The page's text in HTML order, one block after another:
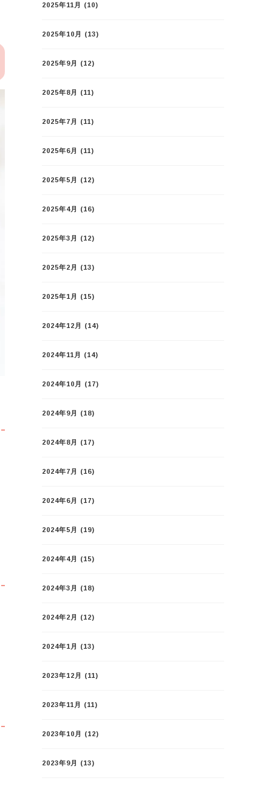
2025年11月 (10)
2025年10月 (13)
2025年9月 (12)
2025年8月 (11)
2025年7月 (11)
2025年6月 (11)
2025年5月 (12)
2025年4月 (16)
2025年3月 (12)
2025年2月 (13)
2025年1月 (15)
2024年12月 (14)
2024年11月 (14)
2024年10月 (17)
2024年9月 (18)
2024年8月 (17)
2024年7月 (16)
2024年6月 (17)
2024年5月 (19)
2024年4月 (15)
2024年3月 (18)
2024年2月 (12)
2024年1月 (13)
2023年12月 (11)
2023年11月 (11)
2023年10月 (12)
2023年9月 (13)